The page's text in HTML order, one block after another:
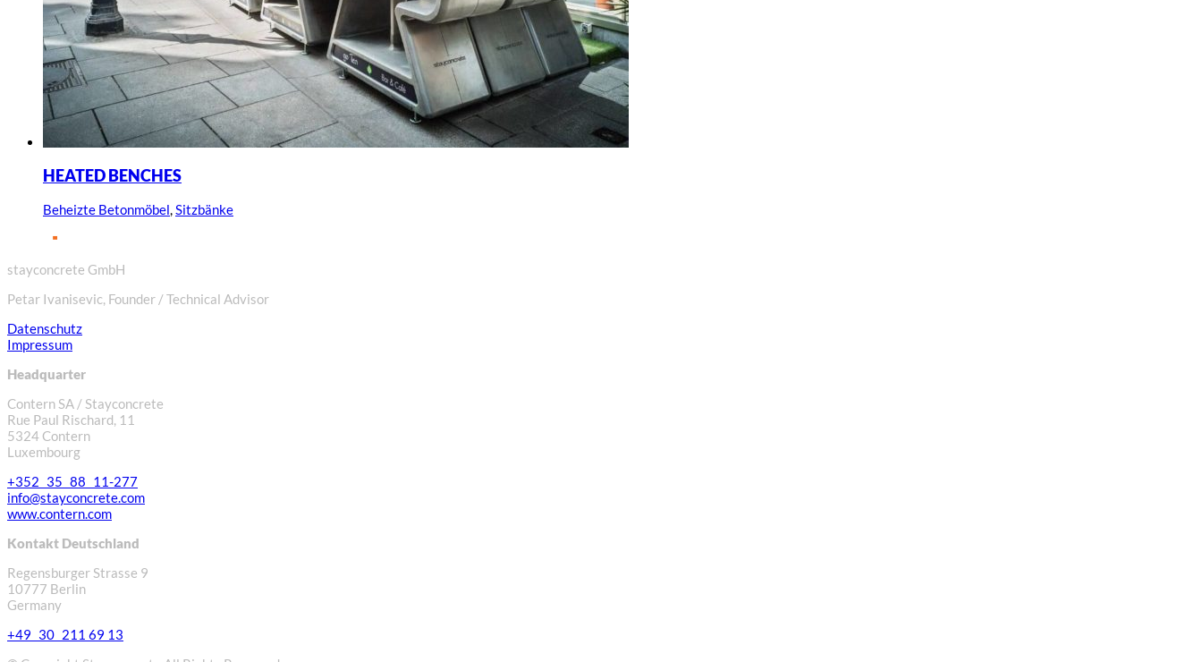
HEATED BENCHES
Beheizte Betonmöbel Sitzbänke
stayconcrete GmbH
Petar Ivanisevic, Founder / Technical Advisor
Datenschutz
Impressum
Headquarter
Contern SA / Stayconcrete
Rue Paul Rischard, 11
5324 Contern
Luxembourg
+352 35 88 11-277
info@stayconcrete.com
www.contern.com
Kontakt Deutschland
Regensburger Strasse 9
10777 Berlin
Germany
+49 30 211 69 13